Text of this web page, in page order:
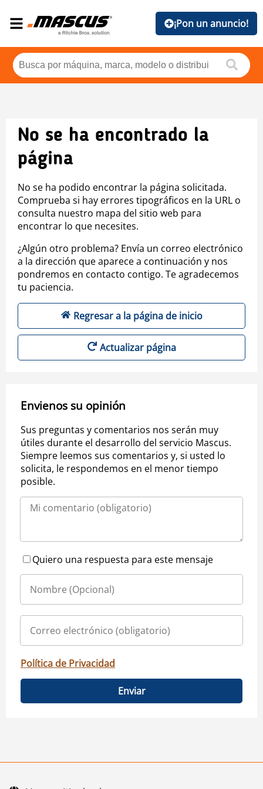
¡Pon un anuncio!
No se ha encontrado la
página
No se ha podido encontrar la página solicitada.
Comprueba si hay errores tipográficos en la URL o
consulta nuestro mapa del sitio web para
encontrar lo que necesites.
¿Algún otro problema? Envía un correo electrónico
a la dirección que aparece a continuación y nos
pondremos en contacto contigo. Te agradecemos
tu paciencia.
Regresar a la página de inicio
Actualizar página
Envienos su opinión
Sus preguntas y comentarios nos serán muy
útiles durante el desarrollo del servicio Mascus.
Siempre leemos sus comentarios y, si usted lo
solicita, le respondemos en el menor tiempo
posible.
Quiero una respuesta para este mensaje
Política de Privacidad
Enviar